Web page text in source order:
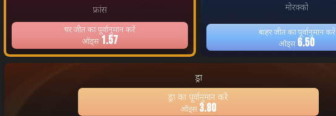
फ्रांस
घर जीत का पूर्वानुमान करें
ऑड्स 1.57
मोरक्को
बाहर जीत का पूर्वानुमान करें
ऑड्स 6.50
ड्रा
ड्रा का पूर्वानुमान करें
ऑड्स 3.80